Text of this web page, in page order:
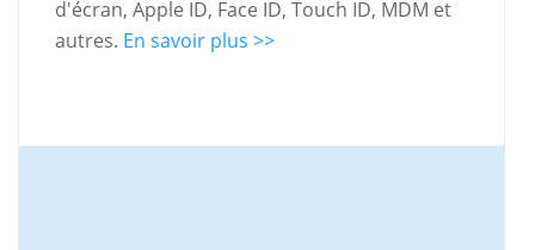
d'écran, Apple ID, Face ID, Touch ID, MDM et
autres. En savoir plus >>